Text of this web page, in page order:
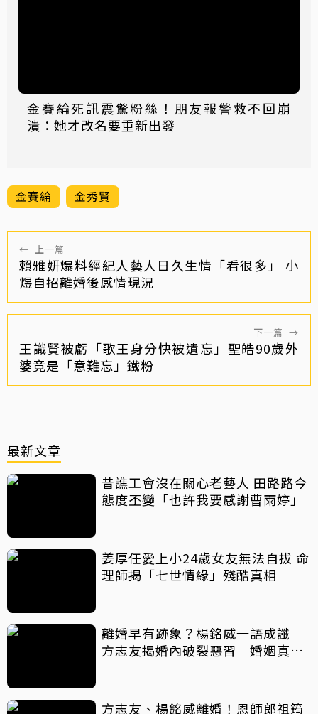
金賽綸死訊震驚粉絲！朋友報警救不回崩
潰：她才改名要重新出發
金賽綸 金秀賢
← 上一篇
賴雅妍爆料經紀人藝人日久生情「看很多」 小
煜自招離婚後感情現況
下一篇 →
王識賢被虧「歌王身分快被遺忘」聖皓90歲外
婆竟是「意難忘」鐵粉
最新文章
昔譙工會沒在關心老藝人 田路路今
態度丕變「也許我要感謝曹雨婷」
姜厚任愛上小24歲女友無法自拔 命
理師揭「七世情緣」殘酷真相
離婚早有跡象？楊銘威一語成讖
方志友揭婚內破裂惡習 婚姻真實
方志友、楊銘威離婚！恩師郎祖筠